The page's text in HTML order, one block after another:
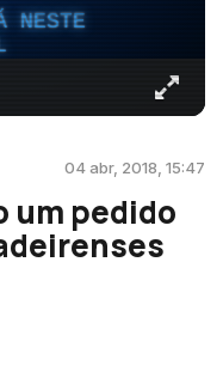
NESTE
04 abr, 2018, 15:47
um pedido